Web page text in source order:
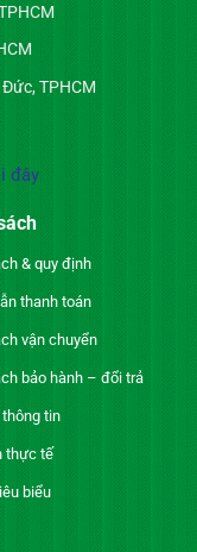
TPHCM
đây
& quy định
thanh toán
vận chuyển
bảo hành – đổi trả
tin
thực tế
biểu